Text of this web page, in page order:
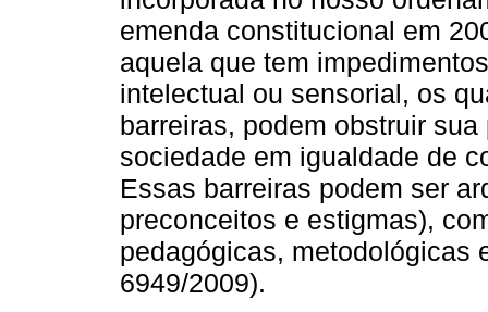
emenda constitucional em
aquela que tem
intelectual ou sensorial, os
barreiras, podem obstruir
sociedade em igualdade de
Essas barreiras podem ser
preconceitos e estigmas),
pedagógicas, metodológicas
6949/2009).